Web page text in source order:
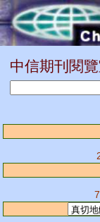
中信期刊閱